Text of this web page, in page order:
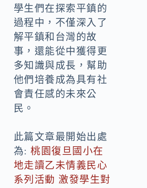
學生們在探索平鎮的
過程中，不僅深入了
解平鎮和台灣的故
事，還能從中獲得更
多知識與成長，幫助
他們培養成為具有社
會責任感的未來公
民。
此篇文章最開始出處
為:桃園復旦國小在
地走讀乙未情義民心
系列活動 激發學生對